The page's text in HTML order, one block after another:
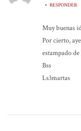
• RESPONDER
Muy buenas
Por cierto,
estampado
Bss
Ls3martas